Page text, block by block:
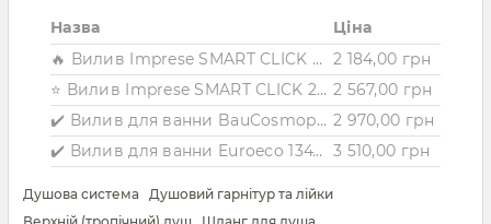
Назва
Ціна
🔥 Вилив Imprese SMART CLICK 200 мм коло, латунь, чорний
2 184,00 грн
⭐ Вилив Imprese SMART CLICK 200 мм, квадрат, латунь, чорний 2 567,00 грн
✔️ Вилив для ванни BauCosmopolitan New 13255001 Grohe 2 970,00 грн
✔️ Вилив для ванни Euroeco 13471001 Grohe
3 510,00 грн
Душова система
Душовий гарнітур та лійки